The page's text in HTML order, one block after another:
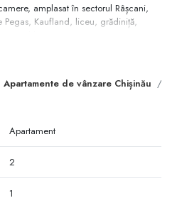
Apartamente de vânzare Chișinău
amplasat în sectorul Râșcani,
Kaufland, liceu, grădiniță,
Apartament
2
1